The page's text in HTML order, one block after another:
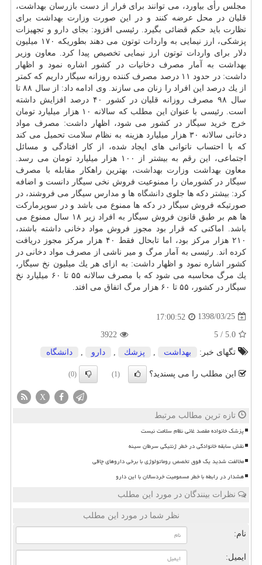
مجلس رأی بیاورد، می توانند برای فرار از دست بازرسان بهداشت،
قلیان در محل عرضه كنند و در این صورت وزارت بهداشت برای
نظارت باید حكم قضائی بگیرد. رئیسی افزود: بجای دارو و تجهیزات
پزشكی، ارز نیمایی به واردات توتون می دهند بطوریكه ۱۷۰ میلیون
دلار برای واردات توتون ارز نیمایی تخصیص پیدا كرد. معاون وزیر
بهداشت به آمار مصرف دخانیات در كشور اشاره نمود و اظهار
داشت: در حدود ۱۱ درصد مصرف كننده روزانه سیگار داریم كه كمتر
از یك درصد این افراد را زنان می سازند. وی ادامه داد: از سال ۸۸ تا
سال ۹۸ مصرف روزانه قلیان در كشور ۴۰ درصد افزایش داشته
است. رئیسی با عنوان این مطلب كه سالانه ۱۰ هزار میلیارد تومان
خرج خرید سیگار در كشور می شود، اظهار داشت: مصرف مواد
دخانی سالانه ۳۰ هزار میلیارد هزینه به نظام
سلامت تحمیل می كند
كه با احتساب ناتوانی های ایجاد شده، از كار افتادگی و مسائل
اجتماعی، این رقم به بیشتر از ۱۰۰ هزار میلیارد تومان می رسد.
معاون بهداشت وزارت بهداشت، بهترین راهكار مقابله با مصرف
سیگار در كشورمان را ممنوعیت فروش نخی سیگار دانست و اضافه
كرد: بیشتر دكه ها جلویدانشگاه ها و مدارس سیگار می فروشند، در
صورتیكه فروش سیگار در دكه ها ممنوع می باشد و در سوپرماركت
ها هم بر طبق قانون فروش سیگار به افراد زیر ۱۸ سال ممنوع می
باشد. اماكنی كه قرار بود مجوز فروش مواد دخانی داشته باشند،
۲۱۰ هزار مركز بود، اما تابحال فقط ۴۰ هزار مركز مجوز دریافت
كرده اند. رئیسی به آمار مرگ و میر ناشی از مصرف مواد دخانی در
كشور اشاره نمود و اظهار داشت: به ازای هر یك میلیون نخ سیگار،
یك مرگ محاسبه می شود كه با مصرف سالانه ۵۵ تا ۶۰ میلیارد نخ
سیگار در كشور، ۵۵ تا ۶۰ هزار مرگ اتفاق می افتد.
1398/03/25
17:00:52
5.0
/
5
3922
تگهای خبر:
بهداشت پزشك دارو دانشگاه
این مطلب را می پسندید؟ (1)
(0)
X
تازه ترین مطالب مرتبط
پزشک خانواده مقصد غائی نظام سلامت نیست
نقش سابقه خانوادگی در خطر ژنتیکی سرطان سینه
مخالفت شدید یک فوق تخصص روماتولوژی با برخی داروهای چاقی
هشدار در رابطه با خطر مسمومیت خردسالان با این دارو
نظرات بینندگان در مورد این مطلب
نظر شما در مورد این مطلب
نام:
ایمیل: